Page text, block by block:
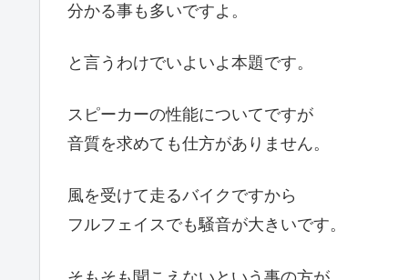
分かる事も多いですよ。
と言うわけでいよいよ本題です。
スピーカーの性能についてですが
音質を求めても仕方がありません。
風を受けて走るバイクですから
フルフェイスでも騒音が大きいです。